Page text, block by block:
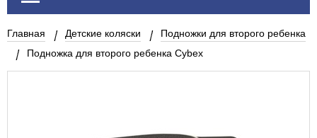
Главная Детские коляски
Подножки для второго ребенка
Подножка для второго ребенка Cybex